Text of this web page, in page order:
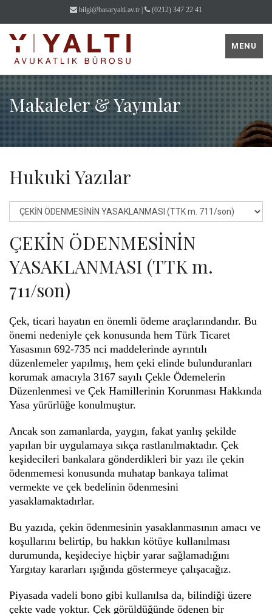
bilgi@basaryalti.av.tr (0212) 347 22 41
MENU
Makaleler & Yayınlar
Hukuki Yazılar
ÇEKİN ÖDENMESİNİN
YASAKLANMASI (TTK m.
711/son)
Çek, ticari hayatın en önemli ödeme araçlarındandır. Bu
önemi nedeniyle çek konusunda hem Türk Ticaret
Yasasının 692-735 nci maddelerinde ayrıntılı
düzenlemeler yapılmış, hem çeki elinde bulunduranları
korumak amacıyla 3167 sayılı Çekle Ödemelerin
Düzenlenmesi ve Çek Hamillerinin Korunması Hakkında
Yasa yürürlüğe konulmuştur.
Ancak son zamanlarda, yaygın, fakat yanlış şekilde
yapılan bir uygulamaya sıkça rastlanılmaktadır. Çek
keşidecileri bankalara gönderdikleri bir yazı ile çekin
ödenmemesi konusunda muhatap bankaya talimat
vermekte ve çek bedelinin ödenmesini
yasaklamaktadırlar.
Bu yazıda, çekin ödenmesinin yasaklanmasının amacı ve
koşullarını belirtip, bu hakkın kötüye kullanılması
durumunda, keşideciye hiçbir yarar sağlamadığını
Yargıtay kararları ışığında göstermeye çalışacağız.
Piyasada vadeli bono gibi kullanılsa da, bilindiği üzere
çekte vade yoktur. Çek görüldüğünde ödenen bir